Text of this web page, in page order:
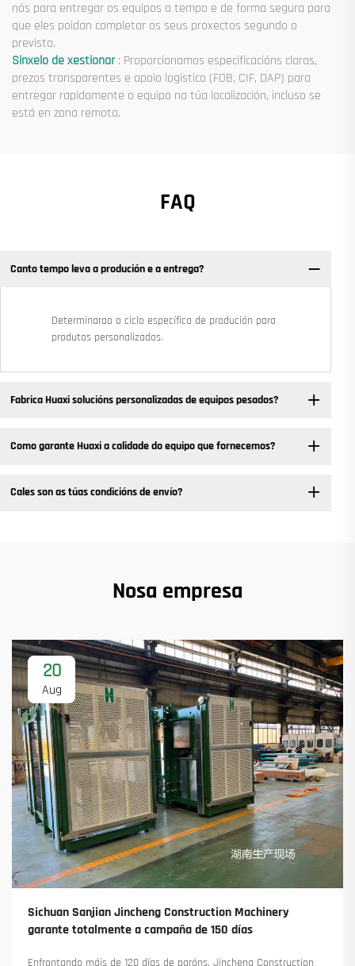
nós para entregar os equipos a tempo e de forma segura para
que eles poidan completar os seus proxectos segundo o
previsto.
Sinxelo de xestionar: Proporcionamos especificacións claras,
prezos transparentes e apoio logístico (FOB, CIF, DAP) para
entregar rapidamente o equipo na túa localización, incluso se
está en zona remota.
FAQ
Canto tempo leva a produción e a entrega?
Determinarao o ciclo específico de produción para
produtos personalizados.
Fabrica Huaxi solucións personalizadas de equipos pesados? ​
Como garante Huaxi a calidade do equipo que fornecemos?
Cales son as túas condicións de envío?
Nosa empresa
20
Aug
Sichuan Sanjian Jincheng Construction Machinery
garante totalmente a campaña de 150 días
Enfrontando máis de 120 días de paróns, Jincheng Construction